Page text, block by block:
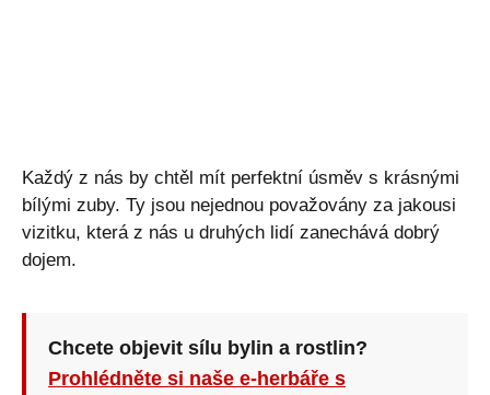
Každý z nás by chtěl mít perfektní úsměv s krásnými
bílými zuby. Ty jsou nejednou považovány za jakousi
vizitku, která z nás u druhých lidí zanechává dobrý
dojem.
Chcete objevit sílu bylin a rostlin?
Prohlédněte si naše e-herbáře s